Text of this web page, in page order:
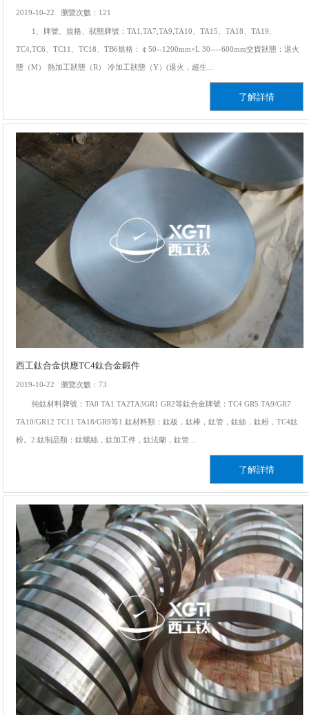
2019-10-22 瀏覽次數：121
1、牌號、規格、狀態牌號：TA1,TA7,TA9,TA10、TA15、TA18、TA19、
TC4,TC6、TC11、TC18、TB6規格：￠50--1200mm×L 30----600mm交貨狀態：退火
態（M） 熱加工狀態（R） 冷加工狀態（Y）(退火，超生...
了解詳情
西工鈦合金供應TC4鈦合金鍛件
2019-10-22 瀏覽次數：73
純鈦材料牌號：TA0 TA1 TA2TA3GR1 GR2等鈦合金牌號：TC4 GR5 TA9/GR7
TA10/GR12 TC11 TA18/GR9等1.鈦材料類：鈦板，鈦棒，鈦管，鈦絲，鈦粉，TC4鈦
粉。2.鈦制品類：鈦螺絲，鈦加工件，鈦法蘭，鈦管...
了解詳情